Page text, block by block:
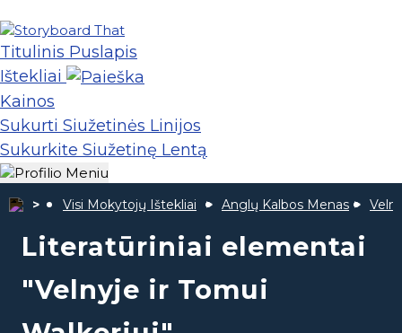
Titulinis Puslapis
Ištekliai
Kainos
Sukurti Siužetinės Linijos
Sukurkite Siužetinę Lentą
Visi Mokytojų Ištekliai Anglų Kalbos Menas
Literatūriniai elementai
"Velnyje ir Tomui